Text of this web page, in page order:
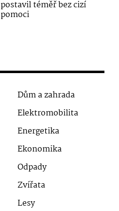
postavil téměř bez cizí
pomoci
Dům a zahrada
Elektromobilita
Energetika
Ekonomika
Odpady
Zvířata
Lesy